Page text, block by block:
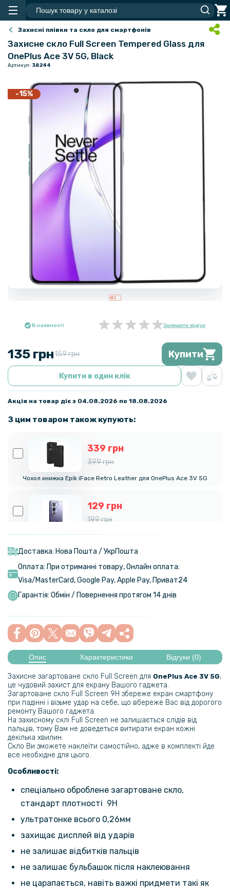
Захисні плівки та скло для смартфонів
Захисне скло Full Screen Tempered Glass для
OnePlus Ace 3V 5G, Black
Артикул: 38244
-15%
В наявності Залишити відгук
135 грн159 грн Купити
Купити в один клік
Акція на товар діє з 04.08.2026 по 18.08.2026
З цим товаром також купують:
339 грн
399 грн
Чохол книжка Epik iFace Retro Leather для OnePlus Ace 3V 5G
129 грн
199 грн
Захисне скло з рамкою CD Pattern для OnePlus Ace 3V​ 5G на задню
237 грн
279 грн
Шкіряний чохол - накладка Fanoya для OnePlus Ace 3V 5G
399 грн
Гідрогелева плівка iNobi Privacy Matte для OnePlus Ace 3V​
(Антишпигун)
199 грн
Протиударна гідрогелева плівка Hydrogel Film для Oneplus Ace 3V
на задню панель, Transparent
Гідрогелева плівка iNobi Matte для Oneplus Ace 3V на задню
панель, Матова
246 грн
289 грн
Шкіряний чохол - накладка CODE Tactile Experience для OnePlus Ace
159 грн
Доставка: Нова Пошта / УкрПошта
Оплата: При отриманні товару, Онлайн оплата:
Visa/MasterСard, Google Pay, Apple Pay, Приват24
Гарантія: Обмін / Повернення протягом 14 днів
Опис Характеристики Відгуки (0)
Захисне загартоване скло Full Screen для OnePlus Ace 3V 5G,
це чудовий захист для екрану Вашого гаджета.
Загартоване скло Full Screen 9H збереже екран смартфону
при падінні і візьме удар на себе, що вбереже Вас від дорогого
ремонту Вашого гаджета.
На захисному склі Full Screen не залишається слідів від
пальців, тому Вам не доведеться витирати екран кожні
декілька хвилин.
Скло Ви зможете наклеїти самостійно, адже в комплекті йде
все необхідне для цього.
Особливості:
спеціально оброблене загартоване скло,
стандарт плотності 9H
ультратонке всього 0,26мм
захищає дисплей від ударів
не залишає відбитків пальців
не залишає бульбашок після наклеювання
не царапається, навіть важкі придмети такі як